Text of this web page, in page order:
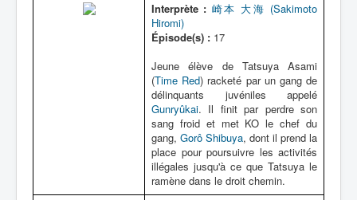
Interprète : 崎本 大海 (Sakimoto
Hiromi)
Épisode(s) : 17
Jeune élève de Tatsuya Asami
(Time Red) racketé par un gang de
délinquants juvéniles appelé
Gunryûkai. Il finit par perdre son
sang froid et met KO le chef du
gang, Gorô Shibuya, dont il prend la
place pour poursuivre les activités
illégales jusqu'à ce que Tatsuya le
ramène dans le droit chemin.